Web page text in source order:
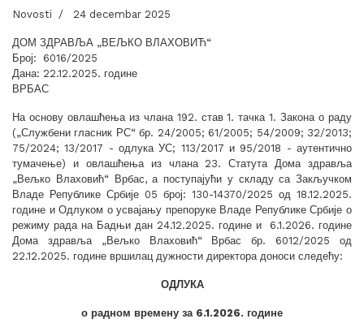
Novosti 24 decembar 2025
ДОМ ЗДРАВЉА „ВЕЉКО ВЛАХОВИЋ“
Број: 6016/2025
Дана: 22.12.2025. године
ВРБАС
На основу овлашћења из члана 192. став 1. тачка 1. Закона о раду
(„Службени гласник РС“ бр. 24/2005; 61/2005; 54/2009; 32/2013;
75/2024; 13/2017 - одлука УС; 113/2017 и 95/2018 - аутентично
тумачење) и овлашћења из члана 23. Статута Дома здравља
„Вељко Влаховић“ Врбас, а поступајући у складу са Закључком
Владе Републике Србије 05 број: 130-14370/2025 од 18.12.2025.
године и Одлуком о усвајању препоруке Владе Републике Србије о
режиму рада на Бадњи дан 24.12.2025. године и 6.1.2026. године
Дома здравља „Вељко Влаховић“ Врбас бр. 6012/2025 од
22.12.2025. године вршилац дужности директора доноси следећу:
ОДЛУКА
о радном времену за 6.1.2026. године